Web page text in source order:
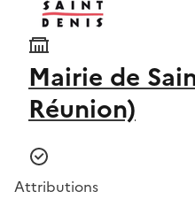
Mairie de
Réunion)
Attributions